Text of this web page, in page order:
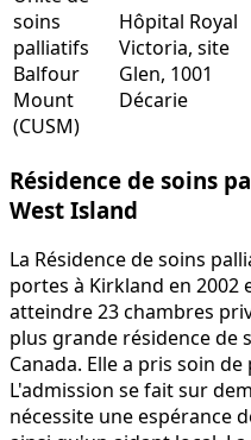
soins
palliatifs
Balfour
Mount
(CUSM)
Hôpital Royal
Victoria, site
Glen, 1001
Décarie
Résidence de soins
West Island
La Résidence de soins
portes à Kirkland en 2002
atteindre 23 chambres
plus grande résidence de
Canada. Elle a pris soin
L'admission se fait sur
nécessite une espérance